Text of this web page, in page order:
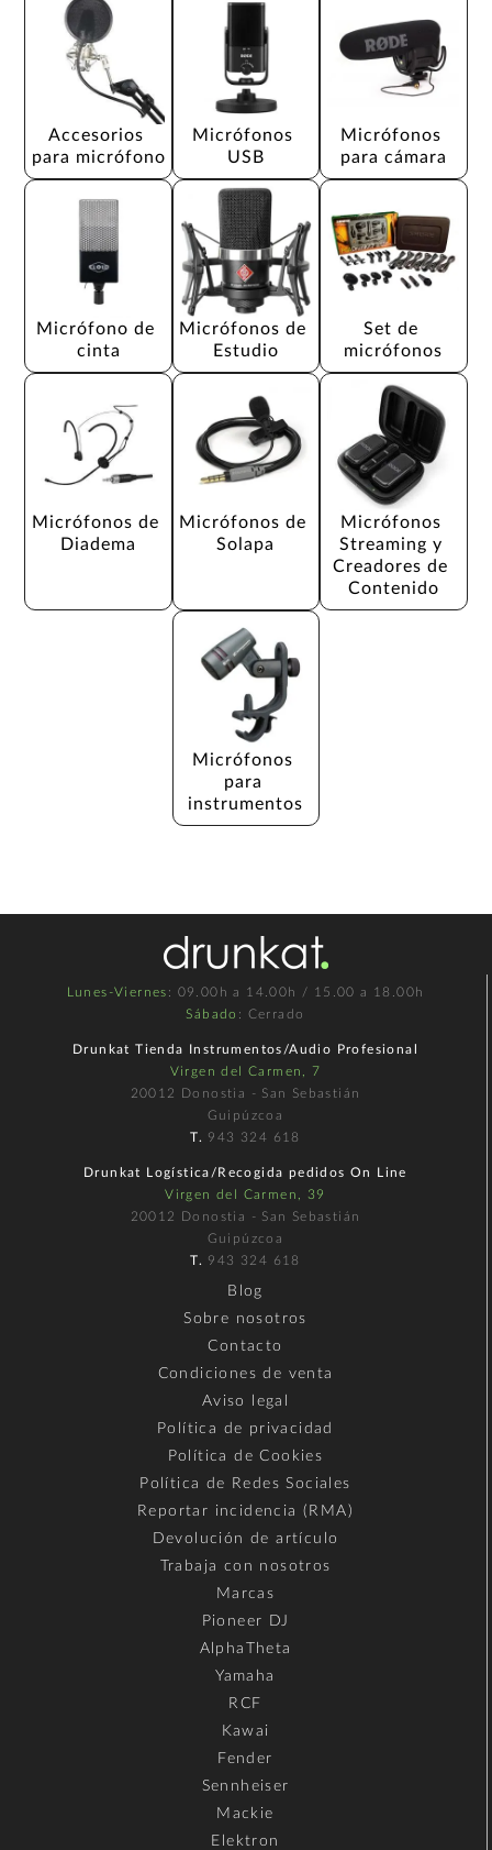
Accesorios
para micrófono
Micrófonos
USB
Micrófonos
para cámara
Micrófono de
cinta
Micrófonos de
Estudio
Set de
micrófonos
Micrófonos de
Diadema
Micrófonos de
Solapa
Micrófonos
Streaming y
Creadores de
Contenido
Micrófonos
para
instrumentos
Lunes-Viernes : 09.00h a 14.00h / 15.00 a 18.00h
Sábado : Cerrado
Drunkat Tienda Instrumentos/Audio Profesional
Virgen del Carmen, 7
20012 Donostia - San Sebastián
Guipúzcoa
T. 943 324 618
Drunkat Logística/Recogida pedidos On Line
Virgen del Carmen, 39
20012 Donostia - San Sebastián
Guipúzcoa
T. 943 324 618
Blog
Sobre nosotros
Contacto
Condiciones de venta
Aviso legal
Política de privacidad
Política de Cookies
Política de Redes Sociales
Reportar incidencia (RMA)
Devolución de artículo
Trabaja con nosotros
Marcas
Pioneer DJ
AlphaTheta
Yamaha
RCF
Kawai
Fender
Sennheiser
Mackie
Elektron